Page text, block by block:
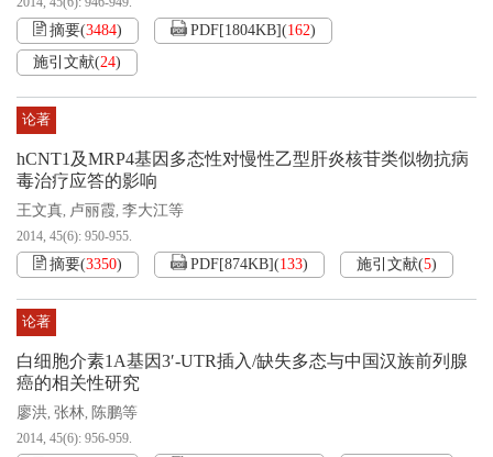
摘要(3484) PDF[1804KB](162)
施引文献(24)
论著
hCNT1及MRP4基因多态性对慢性乙型肝炎核苷类似物抗病
毒治疗应答的影响
王文真, 卢丽霞, 李大江等
2014, 45(6): 950-955.
摘要(3350) PDF[874KB](133) 施引文献(5)
论著
白细胞介素1A基因3′-UTR插入/缺失多态与中国汉族前列腺
癌的相关性研究
廖洪, 张林, 陈鹏等
2014, 45(6): 956-959.